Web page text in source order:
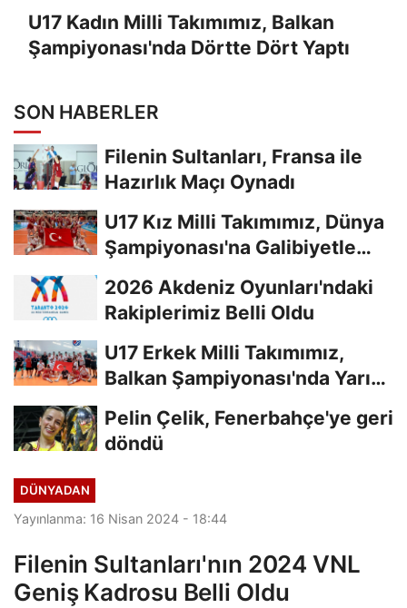
U17 Kadın Milli Takımımız, Balkan
Şampiyonası'nda Dörtte Dört Yaptı
SON HABERLER
Filenin Sultanları, Fransa ile
Hazırlık Maçı Oynadı
U17 Kız Milli Takımımız, Dünya
Şampiyonası'na Galibiyetle
2026 Akdeniz Oyunları'ndaki
Rakiplerimiz Belli Oldu
U17 Erkek Milli Takımımız,
Balkan Şampiyonası'nda Yarı
Pelin Çelik, Fenerbahçe'ye geri
döndü
DÜNYADAN
Yayınlanma: 16 Nisan 2024 - 18:44
Filenin Sultanları'nın 2024 VNL
Geniş Kadrosu Belli Oldu